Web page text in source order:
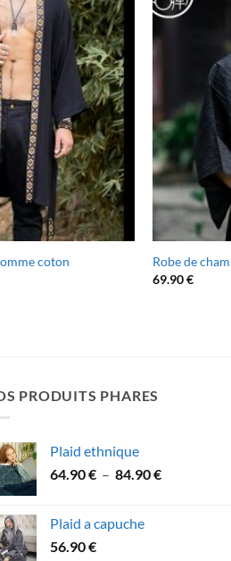
coton
Robe de
69.90€
PRODUITS PHARES
Plaid ethnique
64.90€ – 84.90€Plage
Plaid a capuche
56.90€